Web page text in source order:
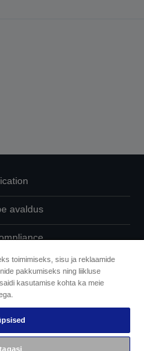
avaldus
osas ühendust
toimimiseks, sisu ja reklaamide
pakkumiseks ning liikluse
kasutamise kohta ka meie